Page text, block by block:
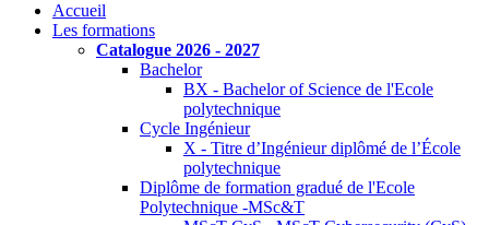
Accueil
Les formations
Catalogue 2026 - 2027
Bachelor
BX - Bachelor of Science de l'Ecole
polytechnique
Cycle Ingénieur
X - Titre d’Ingénieur diplômé de l’École
polytechnique
Diplôme de formation gradué de l'Ecole
Polytechnique -MSc&T